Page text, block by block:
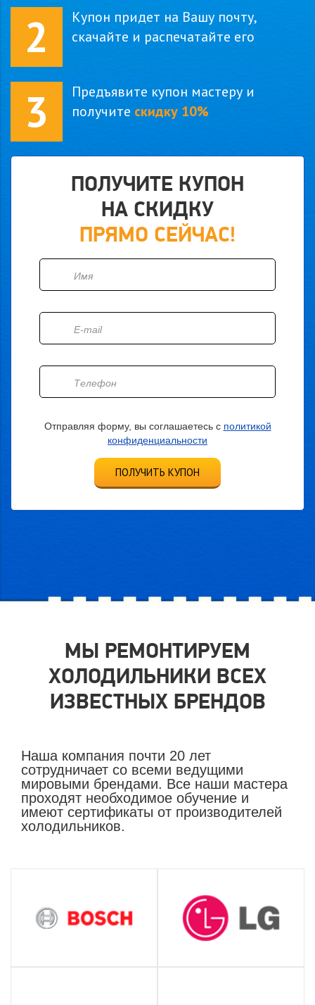
2
Купон придет на Вашу почту,
скачайте и распечатайте его
3
Предъявите купон мастеру и
получите скидку 10%
ПОЛУЧИТЕ КУПОН
НА СКИДКУ
ПРЯМО СЕЙЧАС!
Отправляя форму, вы соглашаетесь с политикой
конфиденциальности
ПОЛУЧИТЬ КУПОН
МЫ РЕМОНТИРУЕМ
ХОЛОДИЛЬНИКИ ВСЕХ
ИЗВЕСТНЫХ БРЕНДОВ
Наша компания почти 20 лет
сотрудничает со всеми ведущими
мировыми брендами. Все наши мастера
проходят необходимое обучение и
имеют сертификаты от производителей
холодильников.